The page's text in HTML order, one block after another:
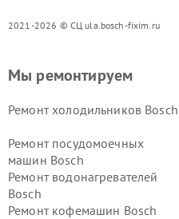
2021-2026 © СЦ ula.bosch-fixim.ru
Мы ремонтируем
Ремонт холодильников Bosch
Ремонт посудомоечных
машин Bosch
Ремонт водонагревателей
Bosch
Ремонт кофемашин Bosch